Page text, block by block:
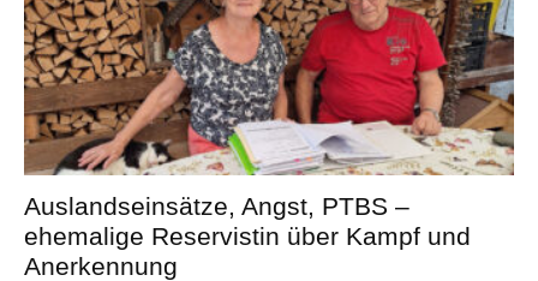
Auslandseinsätze, Angst, PTBS –
ehemalige Reservistin über Kampf und
Anerkennung